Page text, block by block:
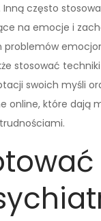
często
na emocje i
problemów
stosować
swoich myśli
online, które dają